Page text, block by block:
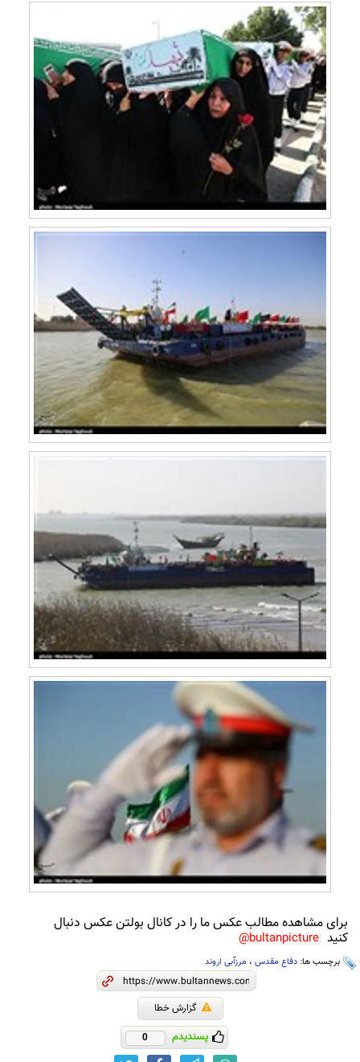
برای مشاهده مطالب عکس ما را در کانال بولتن عکس دنبال
کنید bultanpicture@
برچسب ها: دفاع مقدس ، مرزآبی اروند
گزارش خطا
پسندیدم 0